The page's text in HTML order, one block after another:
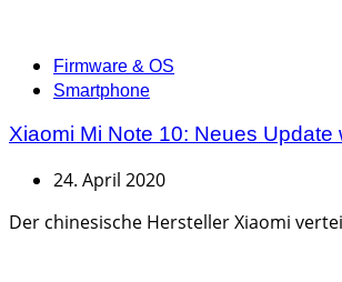
Categories
Firmware & OS
Smartphone
Xiaomi Mi Note 10: Neues
24. April 2020
Der chinesische Hersteller Xiaomi